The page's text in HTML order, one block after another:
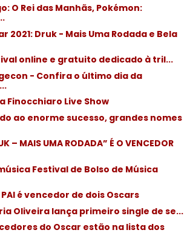
O Rei das Manhãs, Pokémon:
2021: Druk - Mais Uma Rodada e Bela
online e gratuito dedicado à tril...
- Confira o último dia da
Finocchiaro Live Show
ao enorme sucesso, grandes nomes
– MAIS UMA RODADA” É O VENCEDOR
Festival de Bolso de Música
PAI é vencedor de dois Oscars
Oliveira lança primeiro single de se...
do Oscar estão na lista dos